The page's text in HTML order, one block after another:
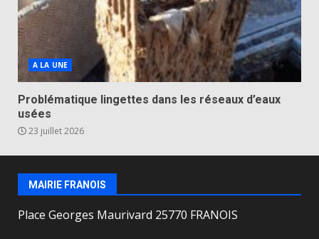
A LA UNE
Problématique lingettes dans les réseaux d’eaux
usées
23 juillet 2026
MAIRIE FRANOIS
Place Georges Maurivard 25770 FRANOIS